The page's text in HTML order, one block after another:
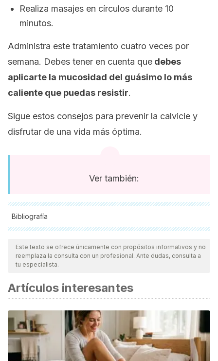
Realiza masajes en círculos durante 10
minutos.
Administra este tratamiento cuatro veces por
semana. Debes tener en cuenta que debes
aplicarte la mucosidad del guásimo lo más
caliente que puedas resistir.
Sigue estos consejos para prevenir la calvicie y
disfrutar de una vida más óptima.
Ver también:
Bibliografía
Todas las fuentes citadas fueron revisadas a profundidad por
nuestro equipo, para asegurar su calidad, confiabilidad,
vigencia y validez.La bibliografía de este artículo fue
científica.
Chajchir, A., & Benzaquen, I. (1977). ALOPECIA SEDICIENTE
SEBORREICA (CALVICIE) SU TRATAMIENTO QUIRURGICO.
Cirugia Plastica Ibero-Latinoamericana.
Segers, A. M. (1973). INJERTOS DE CABELLO PARA EL
TRATAMIENTO DE LA CALVICIE. 10 ANOS DE EXPERIENCIA
Este texto se ofrece únicamente con propósitos informativos y no
reemplaza la consulta con un profesional. Ante dudas, consulta a
tu especialista.
Artículos interesantes